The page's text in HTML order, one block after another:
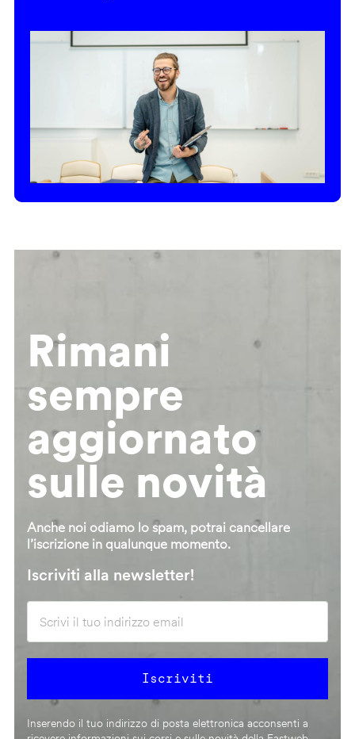
Rimani
sempre
aggiornato
sulle novità
Anche noi odiamo lo spam, potrai cancellare
l’iscrizione in qualunque momento.
Iscriviti alla newsletter!
Inserendo il tuo indirizzo di posta elettronica acconsenti a